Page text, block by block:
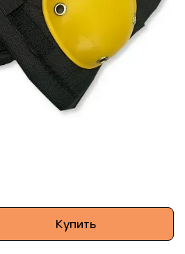
Купить